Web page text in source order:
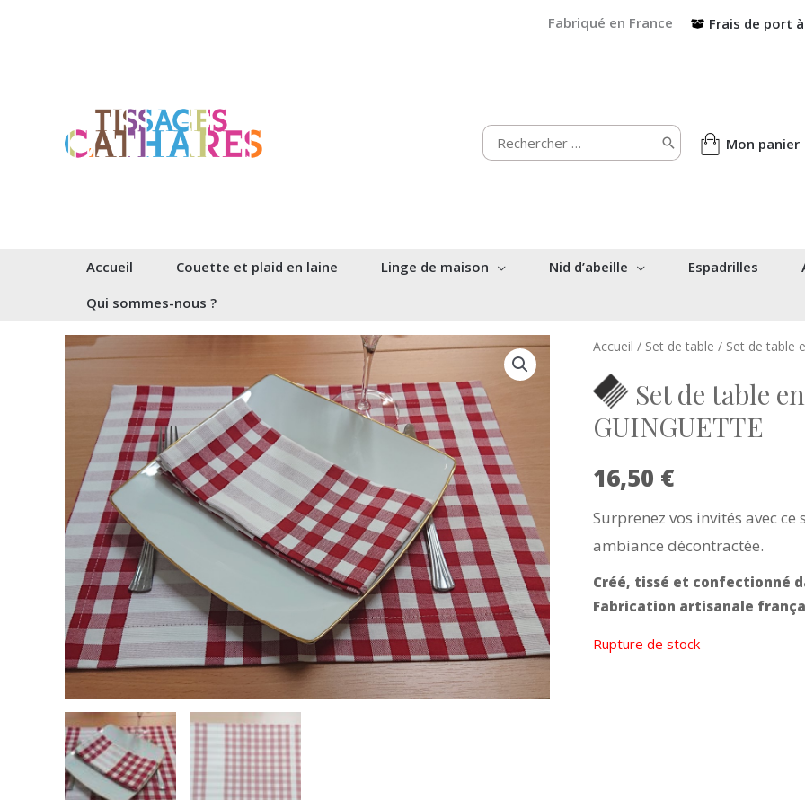
Fabriqué en France Frais de port
Rechercher:
Mon panier
Accueil Couette et plaid en laine Linge de maison Nid d’abeille Espadrilles
Qui sommes-nous ?
Accueil / Set de table / Set de table
Set de table
GUINGUETTE
16,50 €
Surprenez vos invités avec
ambiance décontractée.
Créé, tissé et confectionné
Fabrication artisanale
Rupture de stock